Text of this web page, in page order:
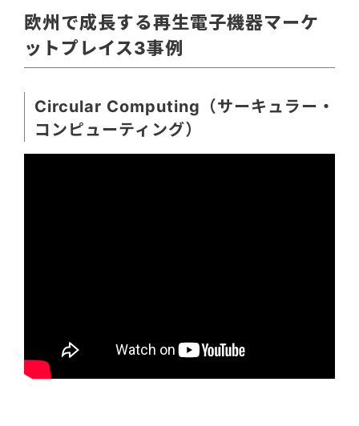
欧州で成長する再生電子機器マーケ
ットプレイス3事例
Circular Computing（サーキュラー・
コンピューティング）